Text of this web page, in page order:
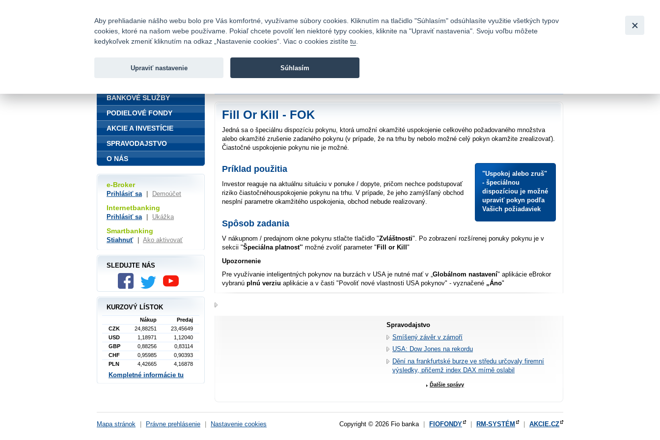
Fio banka
Fio banka sa zameriava na poskytovanie bežných bankových
Fill Or Kill - FOK
Jedná sa o špeciálnu dispozíciu pokynu, ktorá umožní okamžité uspokojenie celkového požadovaného množstva
alebo okamžité zrušenie zadaného pokynu (v prípade, že na trhu by nebolo možné celý pokyn okamžite zrealizovať).
Čiastočné uspokojenie pokynu nie je možné.
"Uspokoj alebo zruš"
- špeciálnou
dispozíciou je možné
upraviť pokyn podľa
Vašich požiadaviek
Príklad použitia
Investor reaguje na aktuálnu situáciu v ponuke / dopyte, pričom nechce podstupovať
riziko čiastočnéhouspokojenie pokynu na trhu. V prípade, že jeho zamýšľaný obchod
nesplní parametre okamžitého uspokojenia, obchod nebude realizovaný.
Spôsob zadania
V nákupnom / predajnom okne pokynu stlačte tlačidlo "Zvláštnosti". Po zobrazení rozšírenej ponuky pokynu je v
sekcii "Špeciálna platnosť" možné zvoliť parameter " Fill or Kill "
Upozornenie
Pre využívanie inteligentných pokynov na burzách v USA je nutné mať v „Globálnom nastavení" aplikácie eBrokor
vybranú plnú verziu aplikácie a v časti "Povoliť nové vlastnosti USA pokynov" - vyznačené „Áno"
Spravodajstvo
Smíšený závěr v zámoří
USA: Dow Jones na rekordu
Dění na frankfurtské burze ve středu určovaly firemní
výsledky, přičemž index DAX mírně oslabil
Ďalšie správy
BANKOVÉ SLUŽBY
PODIELOVÉ FONDY
AKCIE A INVESTÍCIE
SPRAVODAJSTVO
O NÁS
e-Broker
Prihlásiť sa Demoúčet
Internetbanking
Prihlásiť sa Ukážka
Smartbanking
Stiahnuť Ako aktivovať
SLEDUJTE NÁS
KURZOVÝ LÍSTOK
Nákup
Predaj
CZK
24,88251
23,45649
USD
1,18971
1,12040
GBP
0,88256
0,83114
CHF
0,95985
0,90393
PLN
4,42665 4,16878
Kompletné informácie tu
Mapa stránok Právne prehlásenie Nastavenie cookies Copyright © 2026 Fio banka FIOFONDY RM-SYSTÉM AKCIE.CZ
Aby prehliadanie nášho webu bolo pre Vás komfortné, využívame súbory cookies. Kliknutím na tlačidlo "Súhlasím" odsúhlasíte využitie všetkých typov
cookies, ktoré na našom webe používame. Pokiaľ chcete povoliť len niektoré typy cookies, kliknite na "Upraviť nastavenia". Svoju voľbu môžete
kedykoľvek zmeniť kliknutím na odkaz „Nastavenie cookies“. Viac o cookies zistíte tu
Upraviť nastavenie Súhlasím